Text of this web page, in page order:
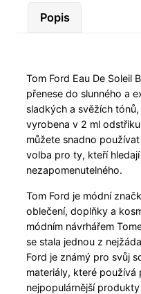
Popis
Tom Ford Eau De Soleil
přenese do slunného a
sladkých a svěžích
vyrobena v 2 ml
můžete snadno
volba pro ty, kteří
nezapomenutelného.
Tom Ford je módní
oblečení, doplňky a
módním návrhářem
se stala jednou z
Ford je známý pro svůj
materiály, které
nejpopulárnější